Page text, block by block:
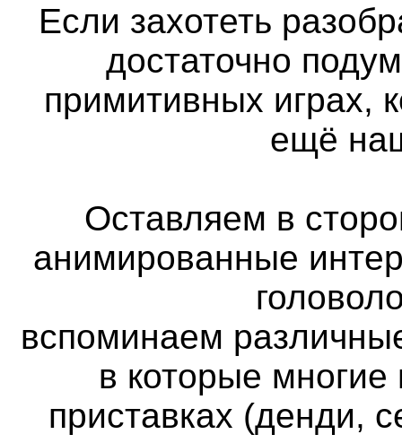
Если захотеть
достаточно
примитивных играх,
ещё
Оставляем в
анимированные
вспоминаем
в которые
приставках (денди,